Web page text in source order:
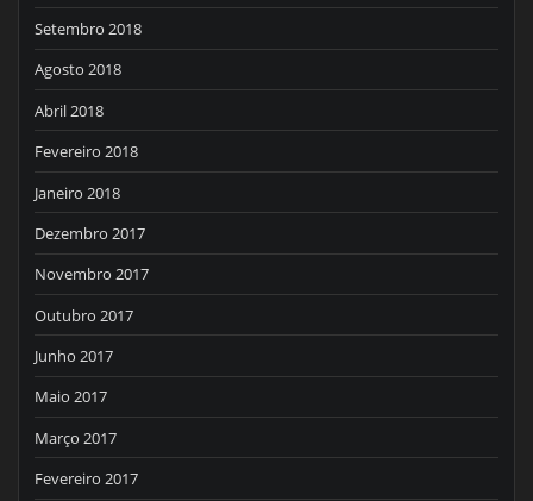
Setembro 2018
Agosto 2018
Abril 2018
Fevereiro 2018
Janeiro 2018
Dezembro 2017
Novembro 2017
Outubro 2017
Junho 2017
Maio 2017
Março 2017
Fevereiro 2017